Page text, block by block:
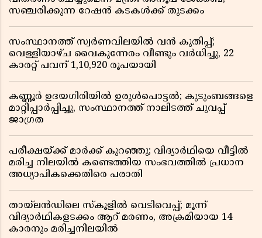
സഞ്ചരിക്കുന്ന റേഷൻ കടകൾക്ക് തുടക്കം
സംസ്ഥാനത്ത് സ്വർണവിലയിൽ വൻ കുതിപ്പ്;
വെള്ളിയാഴ്ച വൈകുന്നേരം വീണ്ടും വർധിച്ചു, 22
കാരറ്റ് പവന് 1,10,920 രൂപയായി
കണ്ണൂർ ഉദയഗിരിയിൽ ഉരുൾപൊട്ടൽ; കുടുംബങ്ങളെ
മാറ്റിപ്പാർപ്പിച്ചു, സംസ്ഥാനത്ത് നാലിടത്ത് ചുവപ്പ്
ജാഗ്രത
പരീക്ഷയ്ക്ക് മാർക്ക് കുറഞ്ഞു; വിദ്യാർഥിയെ വീട്ടിൽ
മരിച്ച നിലയിൽ കണ്ടെത്തിയ സംഭവത്തിൽ പ്രധാന
അധ്യാപികക്കെതിരെ പരാതി
തായ്‌ലൻഡിലെ സ്‌കൂളിൽ വെടിവെപ്പ്; മൂന്ന്
വിദ്യാർഥികളടക്കം ആറ് മരണം, അക്രമിയായ 14
കാരനും മരിച്ചനിലയിൽ